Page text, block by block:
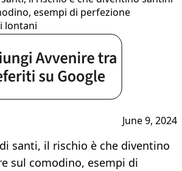
esempi di perfezione
lontani
June 9, 2024
santi, il rischio è che diventino
sul comodino, esempi di